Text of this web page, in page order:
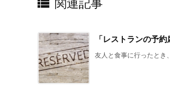
 関連記事
「レストランの予約
友人と食事に行ったとき